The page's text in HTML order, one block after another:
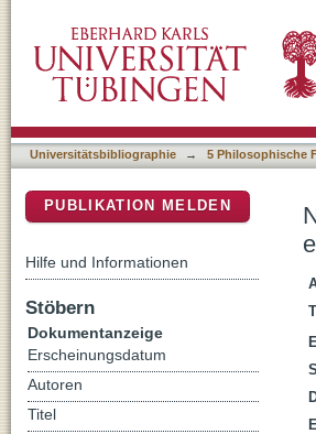
century
Universitätsbibliographie → 5 Philosophische
PUBLIKATION MELDEN
Hilfe und Informationen
Stöbern
Dokumentanzeige
Erscheinungsdatum
Autoren
Titel